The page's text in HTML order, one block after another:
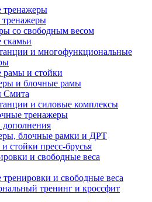
тренажеры
со свободным весом
и многофункциональные
и стойки
и блочные рамы
и силовые комплексы
тренажеры
блочные рамки и ДРТ
стойки пресс-брусья
и свободные веса
и свободные веса
тренинг и кроссфит